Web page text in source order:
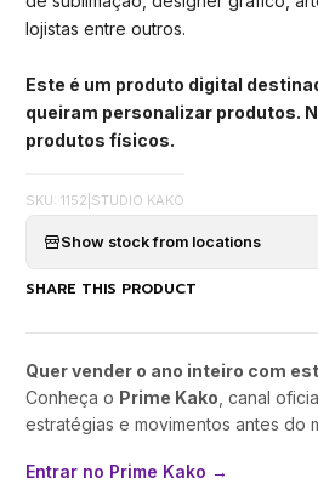
lojistas entre outros.
Este é um produto digital
queiram personalizar produtos.
produtos físicos.
SKU: 1152 STUDIO KAKO
Show stock from locations
SHARE THIS PRODUCT
Quer vender o ano inteiro com
Conheça o Prime Kako , canal
estratégias e movimentos antes do
Entrar no Prime Kako →